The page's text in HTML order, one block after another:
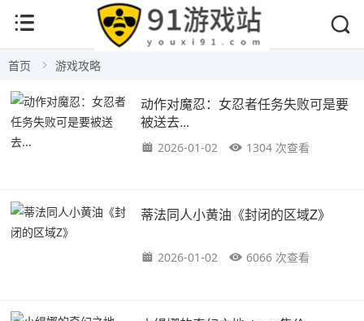
首页 游戏攻略
动作对魔忍：女忍者任务失败可是要
被送去...
2026-01-02 1304 次查看
蒂法同人小黄油《封闭的区域Z》
2026-01-02 6066 次查看